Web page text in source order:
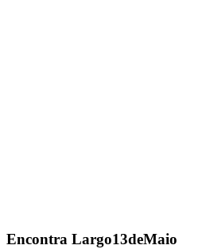
Encontra Largo13deMaio